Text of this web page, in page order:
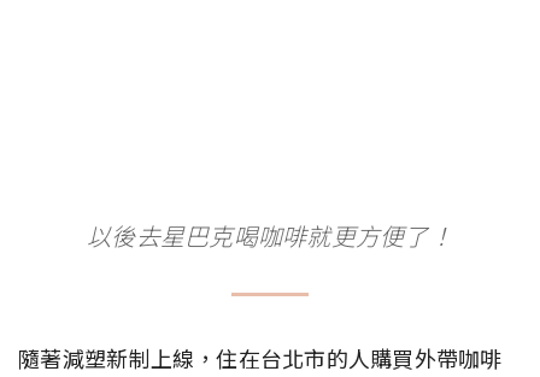
以後去星巴克喝咖啡就更方便了！
隨著減塑新制上線，住在台北市的人購買外帶咖啡